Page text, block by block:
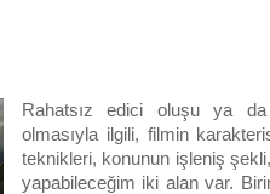
Rahatsız edici oluşu ya da
olmasıyla ilgili, filmin
teknikleri, konunun işleniş
yapabileceğim iki alan var.